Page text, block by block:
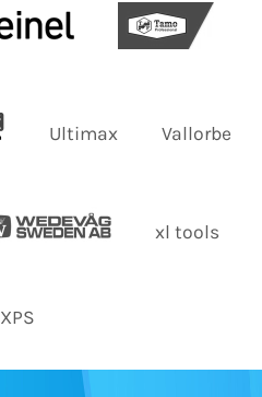
Ultimax Vallorbe
xl tools
XPS